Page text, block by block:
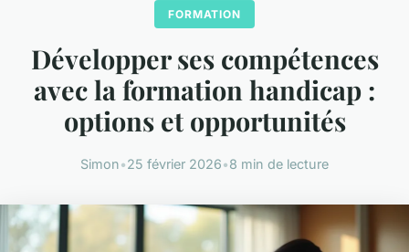
FORMATION
Développer ses compétences
avec la formation handicap :
options et opportunités
Simon•25 février 2026•8 min de lecture